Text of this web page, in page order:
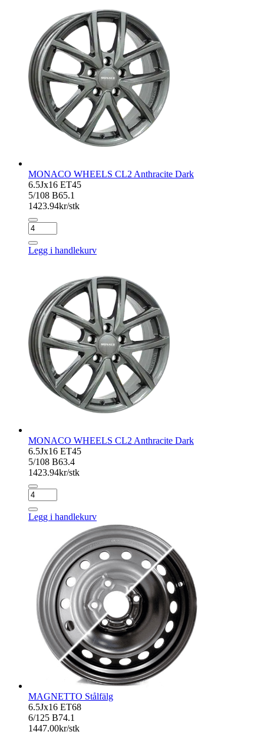
MONACO WHEELS CL2 Anthracite Dark
6.5Jx16 ET45
5/108 B65.1
1423.94kr/stk
MONACO
WHEELS
CL2
Anthracite
Legg i handlekurv
MONACO WHEELS CL2 Anthracite Dark
6.5Jx16 ET45
5/108 B63.4
1423.94kr/stk
MONACO
WHEELS
CL2
Anthracite
Legg i handlekurv
MAGNETTO Stålfälg
6.5Jx16 ET68
6/125 B74.1
1447.00kr/stk